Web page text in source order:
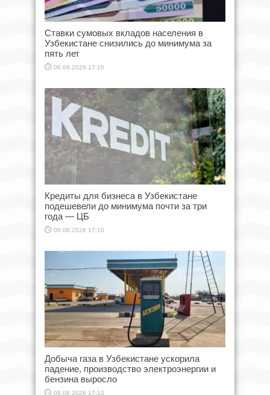
Ставки сумовых вкладов населения в
Узбекистане снизились до минимума за
пять лет
06.08.2026 17:10
Кредиты для бизнеса в Узбекистане
подешевели до минимума почти за три
года — ЦБ
06.08.2026 17:10
Добыча газа в Узбекистане ускорила
падение, производство электроэнергии и
бензина выросло
06.08.2026 17:10